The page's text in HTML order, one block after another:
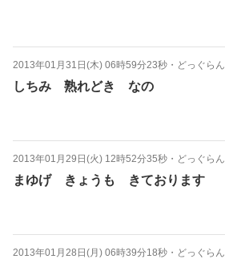
2013年01月31日(木) 06時59分23秒 ・ どっぐらん
しちみ 熟れどき なの
2013年01月29日(火) 12時52分35秒 ・ どっぐらん
まゆげ きょうも きております
2013年01月28日(月) 06時39分18秒 ・ どっぐらん